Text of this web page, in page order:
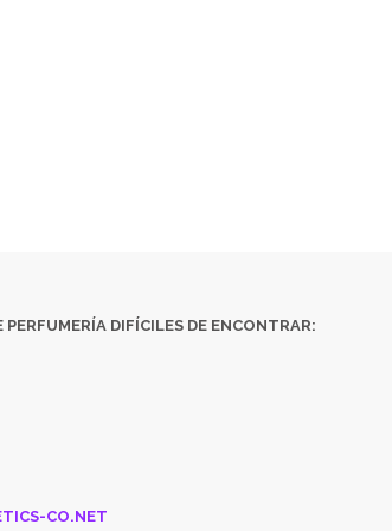
PERFUMERÍA DIFÍCILES DE ENCONTRAR:
CO.NET